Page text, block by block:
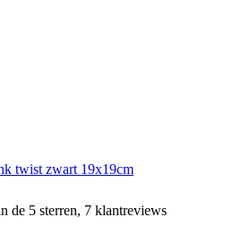
twist zwart 19x19cm
de 5 sterren, 7 klantreviews